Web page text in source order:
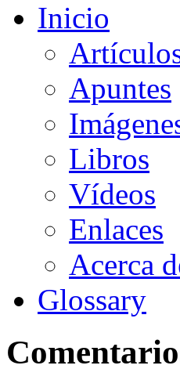
Inicio
Apuntes
Libros
Vídeos
Enlaces
Acerca
Glossary